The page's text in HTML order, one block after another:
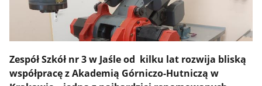
Zespół Szkół nr 3 w Jaśle od kilku lat rozwija bliską
współpracę z Akademią Górniczo-Hutniczą w